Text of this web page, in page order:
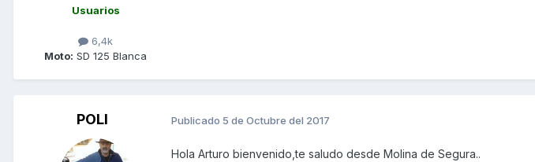
Usuarios
6,4k
Moto: SD 125 Blanca
POLI Publicado 5 de Octubre del 2017
Hola Arturo bienvenido,te saludo desde Molina de Segura..